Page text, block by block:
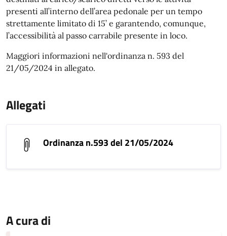
presenti all’interno dell’area pedonale per un tempo
strettamente limitato di 15’ e garantendo, comunque,
l’accessibilità al passo carrabile presente in loco.
Maggiori informazioni nell'ordinanza n. 593 del
21/05/2024 in allegato.
Allegati
Ordinanza n.593 del 21/05/2024
A cura di